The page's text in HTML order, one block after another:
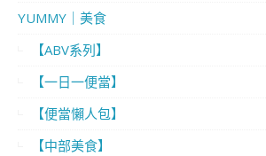
YUMMY｜美食
【ABV系列】
【一日一便當】
【便當懶人包】
【中部美食】